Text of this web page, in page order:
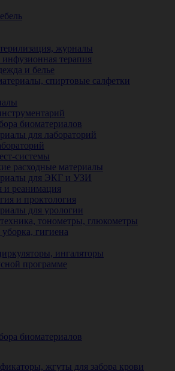
журналы
терапия
и белье
спиртовые салфетки
биоматериалов
для лабораторий
системы
расходные материалы
для ЭКГ и УЗИ
и реанимация
и проктология
для урологии
тонометры, глюкометры
гигиена
ингаляторы
программе
биоматериалов
жгуты для забора крови